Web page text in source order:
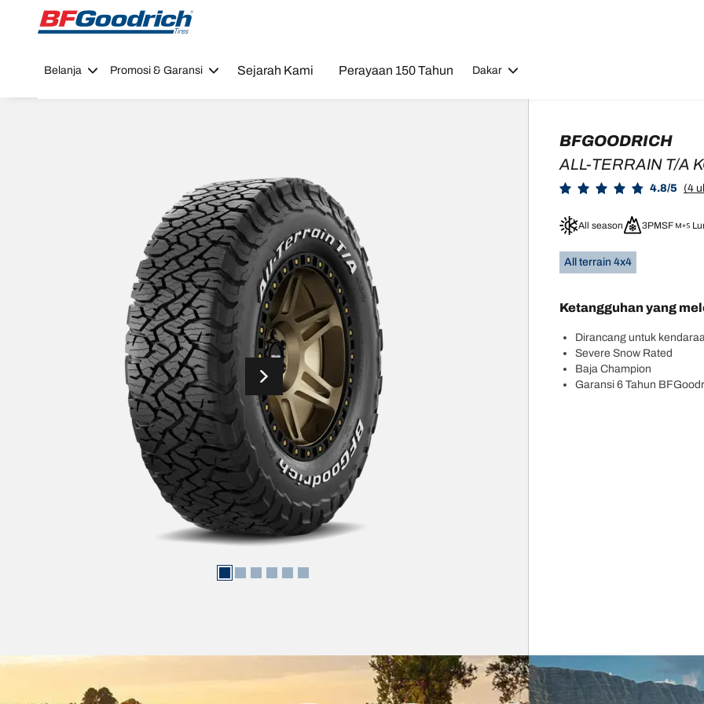
Go to page content Go to page navigation
Belanja Promosi & Garansi Sejarah Kami Perayaan 150 Tahun Dakar
BFGOODRICH
ALL-TERRAIN T/A
4.8/5 (4
All season 3PMSF
All terrain 4x4
Ketangguhan yang
Dirancang untuk
Severe Snow Rated
Baja Champion
Garansi 6 Tahun